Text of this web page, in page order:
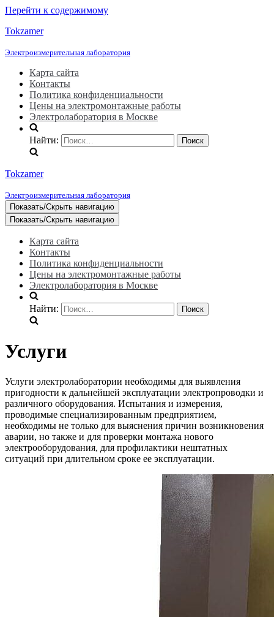
Перейти к содержимому
Tokzamer
Электроизмерительная лаборатория
Карта сайта
Контакты
Политика конфиденциальности
Цены на электромонтажные работы
Электролаборатория в Москве
Найти:
Tokzamer
Электроизмерительная лаборатория
Показать/Скрыть навигацию
Показать/Скрыть навигацию
Карта сайта
Контакты
Политика конфиденциальности
Цены на электромонтажные работы
Электролаборатория в Москве
Найти:
Услуги
Услуги электролаборатории необходимы для выявления
пригодности к дальнейшей эксплуатации электропроводки и
различного оборудования. Испытания и измерения,
проводимые специализированным предприятием,
необходимы не только для выяснения причин возникновения
аварии, но также и для проверки монтажа нового
электрооборудования, для профилактики нештатных
ситуаций при длительном сроке ее эксплуатации.